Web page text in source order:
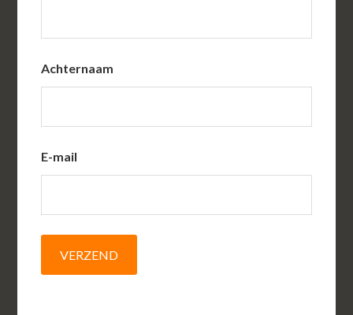
Achternaam
E-mail